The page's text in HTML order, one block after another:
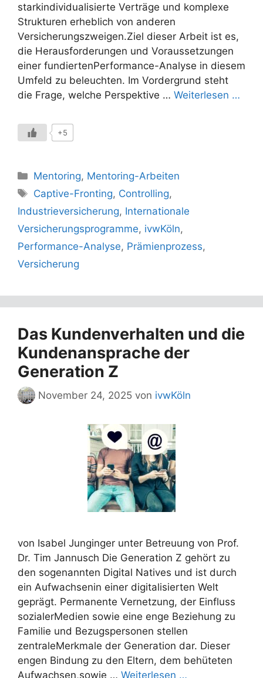
starkindividualisierte Verträge und komplexe
Strukturen erheblich von anderen
Versicherungszweigen.Ziel dieser Arbeit ist es,
die Herausforderungen und Voraussetzungen
einer fundiertenPerformance-Analyse in diesem
Umfeld zu beleuchten. Im Vordergrund steht
die Frage, welche Perspektive … Weiterlesen …
+5
Kategorien
Mentoring, Mentoring-Arbeiten
Schlagwörter
Captive-Fronting, Controlling,
Industrieversicherung, Internationale
Versicherungsprogramme, ivwKöln,
Performance-Analyse, Prämienprozess,
Versicherung
Das Kundenverhalten und die
Kundenansprache der
Generation Z
November 24, 2025 von ivwKöln
von Isabel Junginger unter Betreuung von Prof.
Dr. Tim Jannusch Die Generation Z gehört zu
den sogenannten Digital Natives und ist durch
ein Aufwachsenin einer digitalisierten Welt
geprägt. Permanente Vernetzung, der Einfluss
sozialerMedien sowie eine enge Beziehung zu
Familie und Bezugspersonen stellen
zentraleMerkmale der Generation dar. Dieser
engen Bindung zu den Eltern, dem behüteten
Aufwachsen,sowie … Weiterlesen …